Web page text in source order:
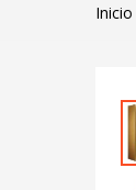
Inicio